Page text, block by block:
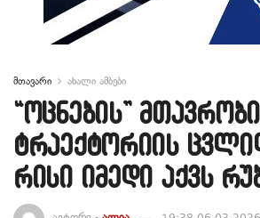
მთავარი ახალი ამბები
“ოცნების”
ტრაექტორიის
რისი იმედი აქვს